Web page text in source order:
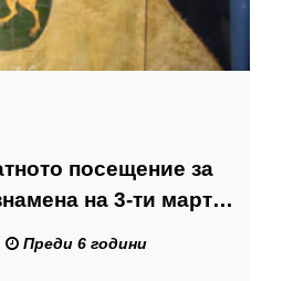
посещение за
на 3-ти март
Преди 6 години